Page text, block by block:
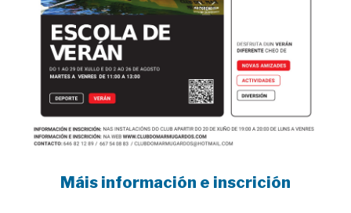
Máis información e inscrición